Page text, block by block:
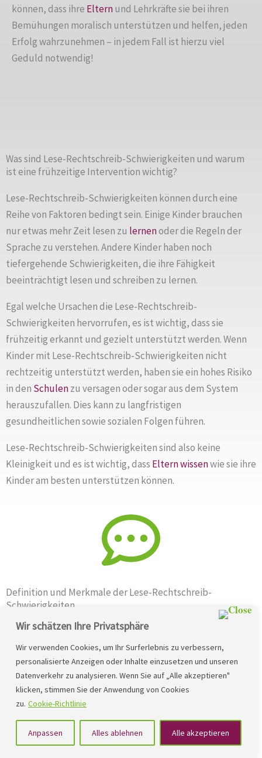
Wir schätzen Ihre Privatsphäre
Wir verwenden Cookies, um Ihr Surferlebnis zu verbessern,
personalisierte Anzeigen oder Inhalte einzusetzen und unseren
Datenverkehr zu analysieren. Wenn Sie auf „Alle akzeptieren"
klicken, stimmen Sie der Anwendung von Cookies
zu. Cookie-Richtlinie
Anpassen Alles ablehnen Alle akzeptieren
können, dass ihre Elternund Lehrkräfte sie bei ihren
Bemühungen moralisch unterstützen und helfen, jeden
Erfolg wahrzunehmen – in jedem Fall ist hierzu viel
Geduld notwendig!
Was sind Lese-Rechtschreib-Schwierigkeiten und warum
ist eine frühzeitige Intervention wichtig?
Lese-Rechtschreib-Schwierigkeiten können durch eine
Reihe von Faktoren bedingt sein. Einige Kinder brauchen
nur etwas mehr Zeit lesen zu lernenoder die Regeln der
Sprache zu verstehen. Andere Kinder haben noch
tiefergehende Schwierigkeiten, die ihre Fähigkeit
beeinträchtigt lesen und schreiben zu lernen.
Egal welche Ursachen die Lese-Rechtschreib-
Schwierigkeiten hervorrufen, es ist wichtig, dass sie
frühzeitig erkannt und gezielt unterstützt werden. Wenn
Kinder mit Lese-Rechtschreib-Schwierigkeiten nicht
rechtzeitig unterstützt werden, haben sie ein hohes Risiko
in den Schulenzu versagen oder sogar aus dem System
herauszufallen. Dies kann zu langfristigen
gesundheitlichen sowie sozialen Folgen führen.
Lese-Rechtschreib-Schwierigkeiten sind also keine
Kleinigkeit und es ist wichtig, dass Elternwissenwie sie ihre
Kinder am besten unterstützen können.
Definition und Merkmale der Lese-Rechtschreib-
Schwierigkeiten
Es ist wichtig, ein Grundverständnis der Lese-Rechtschreib-
Schwierigkeiten zu haben, bevor man nach Strategien zur
Unterstützung sucht. Lese-Rechtschreib-Schwierigkeiten
ist ein Sammelbegriff für erhebliche und langanhaltende
Schwierigkeiten beim Erlernen des Lesens und/oder des
Dies kann sich auf viele Bereiche des Lernens auswirken,